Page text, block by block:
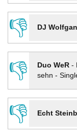
👎
DJ
👎
Duo WeR-
sehn -
👎
Echt